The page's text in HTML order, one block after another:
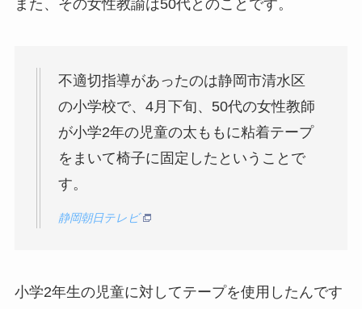
また、その女性教諭は50代とのことです。
不適切指導があったのは静岡市清水区
の小学校で、4月下旬、50代の女性教師
が小学2年の児童の太ももに粘着テープ
をまいて椅子に固定したということで
す。
静岡朝日テレビ
小学2年生の児童に対してテープを使用したんです